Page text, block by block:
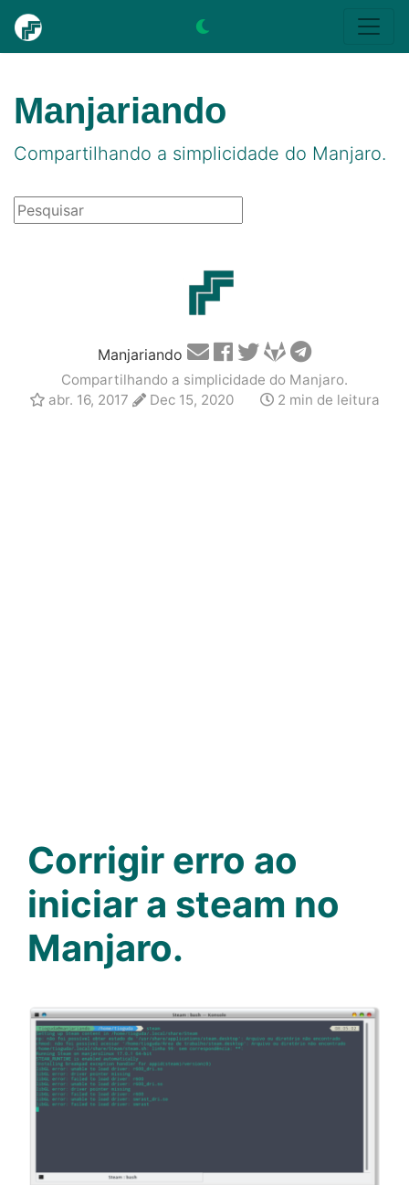
Manjariando
Compartilhando a simplicidade do Manjaro.
Manjariando
Compartilhando a simplicidade do Manjaro.
abr. 16, 2017
Dec 15, 2020 2 min de leitura
Corrigir erro ao
iniciar a steam no
Manjaro.